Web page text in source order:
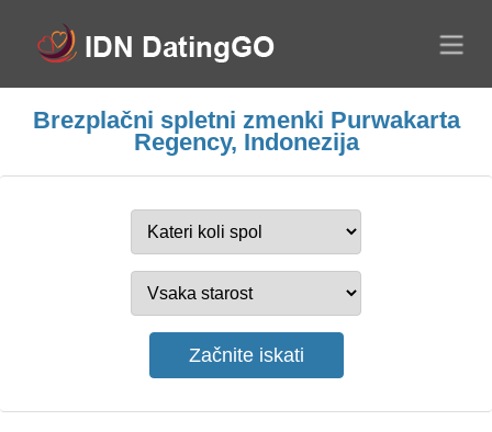
Brezplačni spletni zmenki Purwakarta
Regency, Indonezija